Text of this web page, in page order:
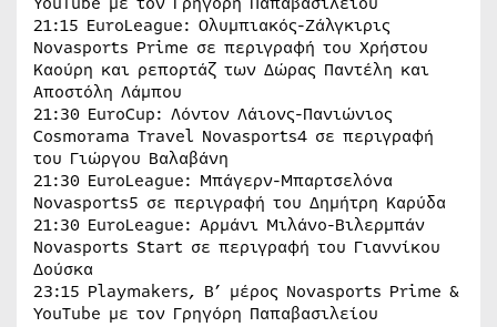
21:15 EuroLeague: Ολυμπιακός-Ζάλγκιρις
Novasports Prime σε περιγραφή του Χρήστου
Καούρη και ρεπορτάζ των Δώρας Παντέλη και
Αποστόλη Λάμπου
21:30 EuroCup: Λόντον Λάιονς-Πανιώνιος
Cosmorama Travel Novasports4 σε περιγραφή
του Γιώργου Βαλαβάνη
21:30 EuroLeague: Μπάγερν-Μπαρτσελόνα
Novasports5 σε περιγραφή του Δημήτρη Καρύδα
21:30 EuroLeague: Αρμάνι Μιλάνο-Βιλερμπάν
Novasports Start σε περιγραφή του Γιαννίκου
Δούσκα
23:15 Playmakers, B’ μέρος Novasports Prime &
YouTube με τον Γρηγόρη Παπαβασιλείου